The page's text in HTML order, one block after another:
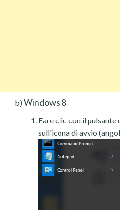
b) Windows 8
Fare clic con il pulsante
sull'icona di avvio